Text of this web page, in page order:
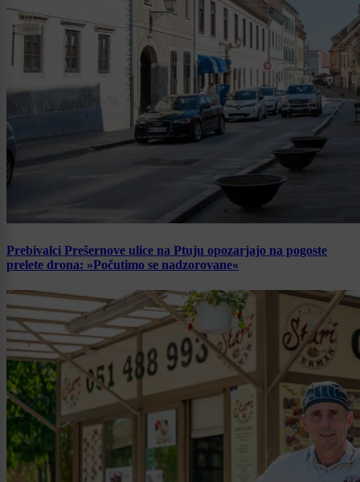
Prebivalci Prešernove ulice na Ptuju opozarjajo na pogoste
prelete drona: »Počutimo se nadzorovane«